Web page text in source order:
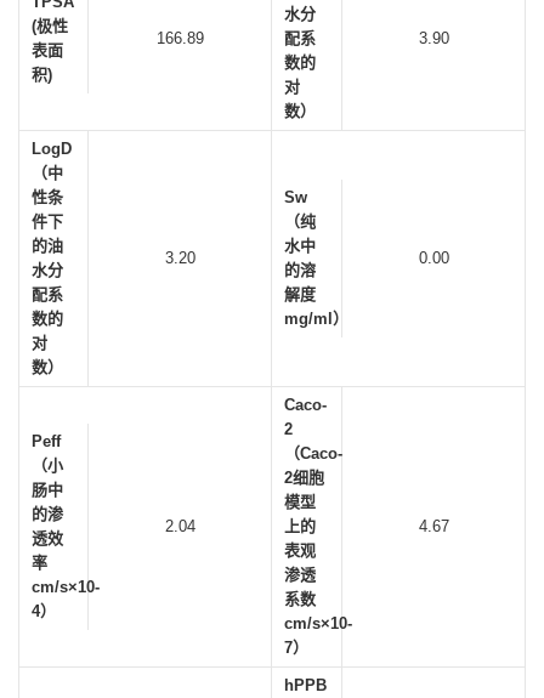
(极性
表面
积)
166.89
水分
配系
数的
对
数）
3.90
LogD
（中
性条
件下
的油
水分
配系
数的
对
数）
3.20
Sw
（纯
水中
的溶
解度
mg/ml）
0.00
Peff
（小
肠中
的渗
透效
率
cm/s×10-
4）
2.04
Caco-
2
（Caco-
2细胞
模型
上的
表观
渗透
系数
cm/s×10-
7）
4.67
hPPB